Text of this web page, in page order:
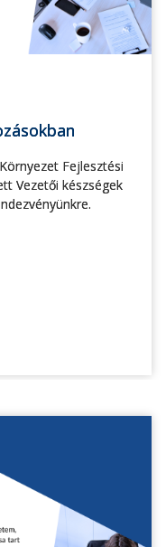
Fejlesztési
Vezetői készségek